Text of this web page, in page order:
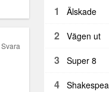
Svara
1 Älskade
2 Vägen ut
3 Super 8
4